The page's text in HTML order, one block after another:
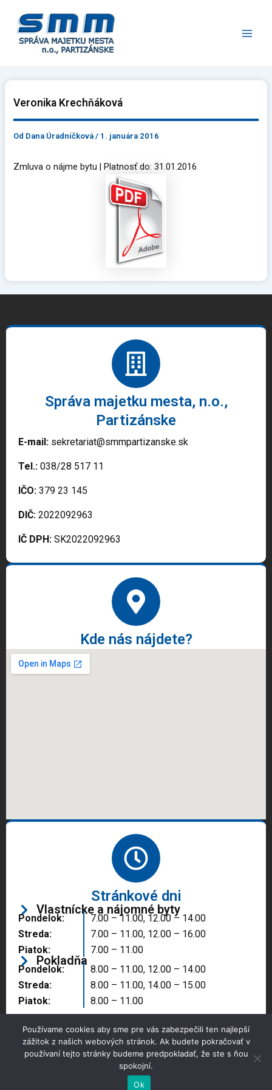
obsah
Veronika Krechňáková
Od Dana Úradníčková/ 1. januára 2016
Zmluva o nájme bytu | Platnosť do: 31.01.2016
Správa majetku mesta, n.o.,
Partizánske
E-mail: sekretariat@smmpartizanske.sk
Tel.: 038/28 517 11
IČO: 379 23 145
DIČ: 2022092963
IČ DPH: SK2022092963
Kde nás nájdete?
Stránkové dni
Vlastnícke a nájomné byty
Pondelok:
Streda:
Piatok:
7.00 – 11.00, 12.00 – 14.00
7.00 – 11.00, 12.00 – 16.00
7.00 – 11.00
Pokladňa
Pondelok:
Streda:
Piatok:
8.00 – 11.00, 12.00 – 14.00
8.00 – 11.00, 14.00 – 15.00
8.00 – 11.00
Copyright © 2025 Správa majetku mesta, n.o.,
Partizánske
Používame cookies aby sme pre vás zabezpečili ten najlepší
zážitok z našich webových stránok. Ak budete pokračovať v
používaní tejto stránky budeme predpokladať, že ste s ňou
spokojní.
Ok